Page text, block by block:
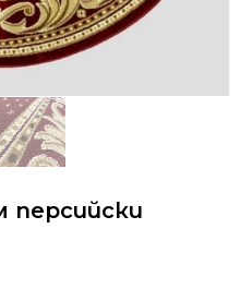
персийски